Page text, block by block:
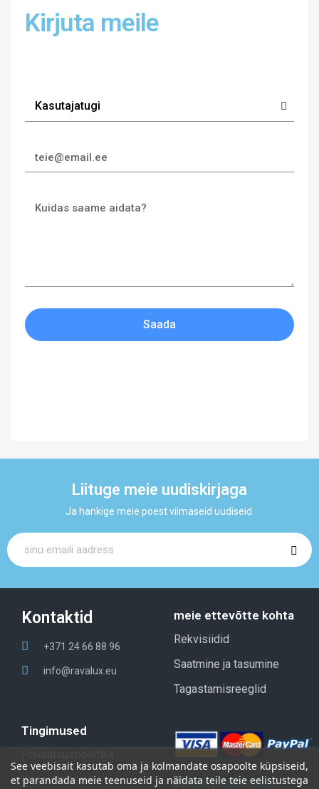
See veebisait kasutab oma ja kolmandate osapoolte küpsiseid,
et parandada meie teenuseid ja näidata teile teie eelistustega
Kirjuta meile
Saada
Liituge meie uudiskirjaga
Ja hankige meie poest viimaseid uudiseid.
Kontaktid
+371 24 66 88 96
info@ravalux.eu
meie ettevõtte kohta
Rekvisiidid
Saatmine ja tasumine
Tagastamisreeglid
Tingimused
Küpsiste teave